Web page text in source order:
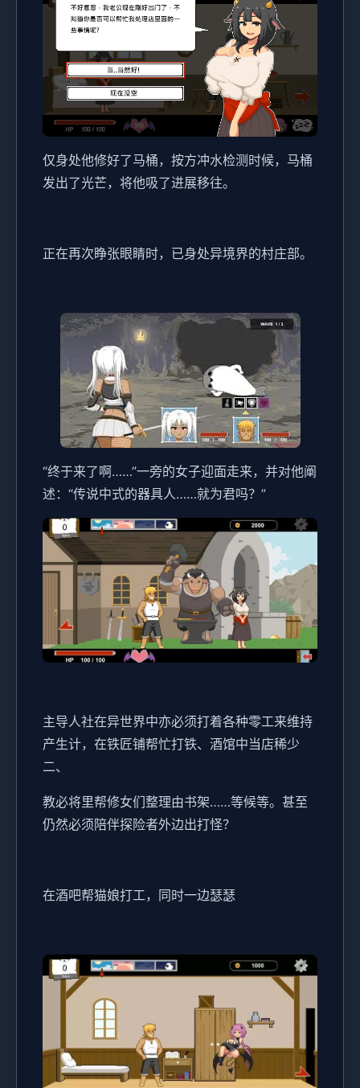
仅身处他修好了马桶，按方冲水检测时候，马桶
发出了光芒，将他吸了进展移往。
正在再次睁张眼睛时，已身处异境界的村庄部。
“终于来了啊……”一旁的女子迎面走来，并对他阐
述：“传说中式的器具人……就为君吗？”
主导人社在异世界中亦必须打着各种零工来维持
产生计，在铁匠铺帮忙打铁、酒馆中当店稀少
二、
教必将里帮修女们整理由书架……等候等。甚至
仍然必须陪伴探险者外边出打怪？
在酒吧帮猫娘打工，同时一边瑟瑟